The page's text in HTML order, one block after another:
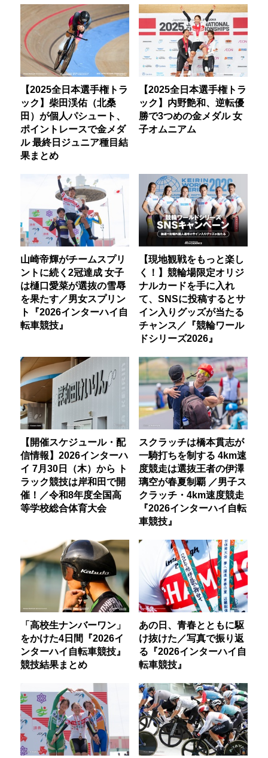
【2025全日本選手権トラ
ック】柴田渓佑（北桑
田）が個人パシュート、
ポイントレースで金メダ
ル 最終日ジュニア種目結
果まとめ
【2025全日本選手権トラ
ック】内野艶和、逆転優
勝で3つめの金メダル 女
子オムニアム
山崎帝輝がチームスプリ
ントに続く2冠達成 女子
は樋口愛菜が選抜の雪辱
を果たす／男女スプリン
ト『2026インターハイ自
転車競技』
【現地観戦をもっと楽し
く！】競輪場限定オリジ
ナルカードを手に入れ
て、SNSに投稿するとサ
イン入りグッズが当たる
チャンス／『競輪ワール
ドシリーズ2026』
【開催スケジュール・配
信情報】2026インターハ
イ 7月30日（木）から ト
ラック競技は岸和田で開
催！／令和8年度全国高
等学校総合体育大会
スクラッチは橋本貫志が
一騎打ちを制する 4km速
度競走は選抜王者の伊澤
璃空が春夏制覇 ／男子ス
クラッチ・4km速度競走
『2026インターハイ自転
車競技』
「高校生ナンバーワン」
をかけた4日間『2026イ
ンターハイ自転車競技』
競技結果まとめ
あの日、青春とともに駆
け抜けた／写真で振り返
る『2026インターハイ自
転車競技』